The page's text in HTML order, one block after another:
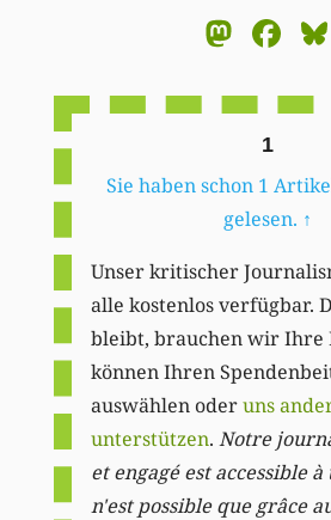
1
Sie haben schon 1
gelesen. ↑
Unser kritischer
alle kostenlos verfügbar.
bleibt, brauchen wir Ihre
können Ihren
auswählen oderuns
unterstützen. Notre
et engagé est accessible à
n'est possible que grâce